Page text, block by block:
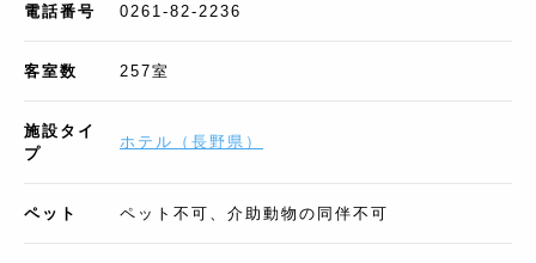
電話番号 0261-82-2236
客室数 257室
施設タイ
プ
ホテル （ 長野県 ）
ペット ペット不可、介助動物の同伴不可